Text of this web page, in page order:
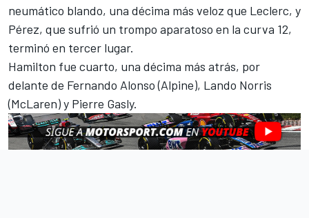
neumático blando, una décima más veloz que Leclerc, y
Pérez, que sufrió un trompo aparatoso en la curva 12,
terminó en tercer lugar.
Hamilton fue cuarto, una décima más atrás, por
delante de Fernando Alonso(Alpine), Lando Norris
(McLaren) y Pierre Gasly.